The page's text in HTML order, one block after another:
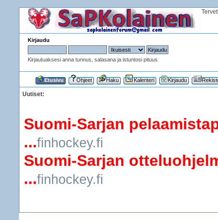
Kirjaudu
Kirjautuaksesi anna tunnus, salasana ja istuntosi pituus
Etusivu Ohjeet Haku Kalenteri Kirjaudu
Uutiset:
Suomi-Sarjan
...finhockey.fi
Suomi-Sarjan
...finhockey.fi